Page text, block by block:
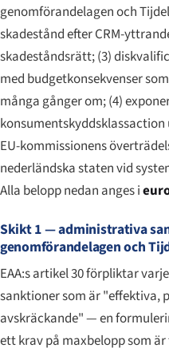
genomförandelagen och
skadestånd efter CRM-
skadeståndsrätt; (3)
med budgetkonsekvenser
många gånger om; (4)
konsumentskyddsklassaction
EU-kommissionens
nederländska staten vid
Alla belopp nedan anges i
Skikt 1 — administrativa
genomförandelagen och
EAA:s artikel 30 förpliktar
sanktioner som är "effektiva,
avskräckande" — en
ett krav på maxbelopp som